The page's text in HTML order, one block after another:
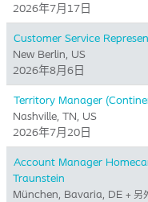
2026年7月17日
Customer Service
New Berlin, US
2026年8月6日
Territory Manager
Nashville, TN, US
2026年7月20日
Account Manager
Traunstein
München, Bavaria, DE + 另